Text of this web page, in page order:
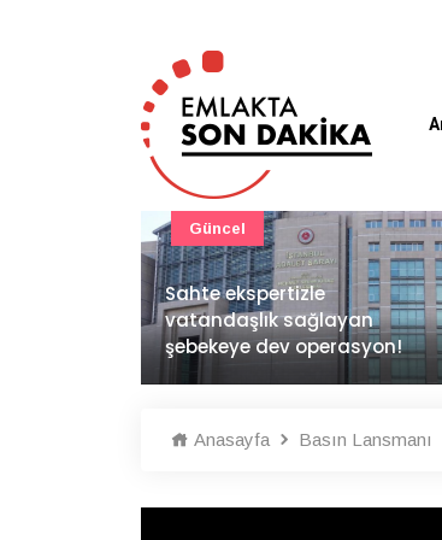
Sahte ekspertizle
vatandaşlık sağlayan
şebekeye dev operasyon!
Güncel
Anasayfa Basın Lansmanı